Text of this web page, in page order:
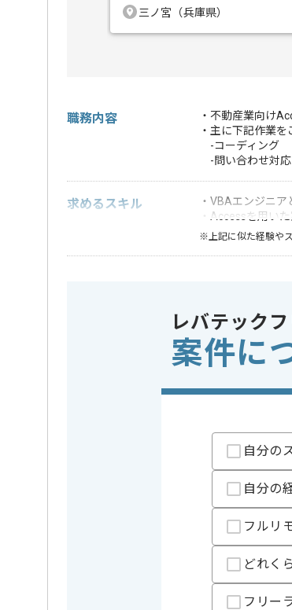
三ノ宮（兵庫県）
職務内容
・不動産業向け
・主に下記作業を
-コーディング
-問い合わせ対応
求めるスキル
・VBAエンジニア
・Accessを用い
※上記に似た経験や
この案件のポイント 業務内容
特徴
マンションやビルの経営及び管理事業、
を展開している企業でございます。
今回は不動産業向けAccess開発案件に携
VBAを用いた開発経験を活かしたい方に
週5日常駐での作業を想定しております。
レバテック
案件に
自分の
自分の
フルリ
どれく
フリー